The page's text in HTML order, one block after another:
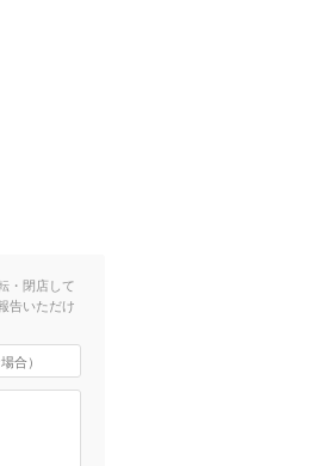
・閉店して
告いただけ